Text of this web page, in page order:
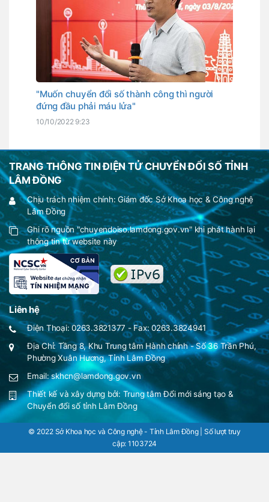
"Muốn chuyển đổi số thành công thì người
đứng đầu phải máu lửa"
10/10/2022 9:23
TRANG THÔNG TIN ĐIỆN TỬ CHUYỂN ĐỔI SỐ TỈNH
LÂM ĐỒNG
Chịu trách nhiệm chính: Giám đốc Sở Khoa học & Công nghệ
Lâm Đồng
Ghi rõ nguồn "chuyendoiso.lamdong.gov.vn" khi phát hành lại
thông tin từ website này
Liên hệ
Điện Thoại: 0263.3821377 - Fax: 0263.3824941
Địa Chỉ: Tầng 8, Khu Trung tâm Hành chính - Số 36 Trần Phú,
Phường Xuân Hương, Tỉnh Lâm Đồng
Email: skhcn@lamdong.gov.vn
Thiết kế và xây dựng bởi: Trung tâm Đổi mới sáng tạo &
Chuyển đổi số tỉnh Lâm Đồng
© 2022 Sở Khoa học và Công nghệ - Tỉnh Lâm Đồng | Số lượt truy
cập: 1103724